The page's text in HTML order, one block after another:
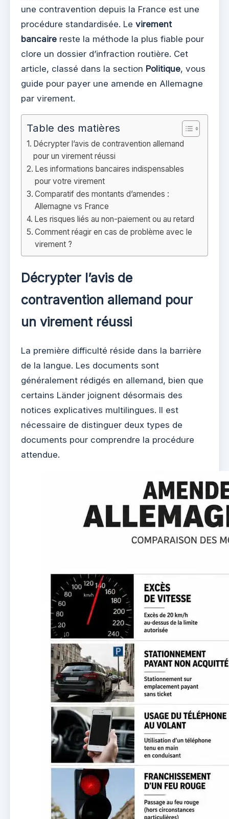
une contravention depuis la France est une
procédure standardisée. Le virement
bancaire reste la méthode la plus fiable pour
clore un dossier d’infraction routière. Cet
article, classé dans la section Politique, vous
guide pour payer une amende en Allemagne
par virement.
Table des matières
Décrypter l’avis de contravention allemand
pour un virement réussi
Les informations bancaires indispensables
pour votre virement
Comparatif des montants d’amendes :
Allemagne vs France
Les risques liés au non-paiement ou au retard
Comment réagir en cas de problème avec le
virement ?
Décrypter l’avis de
contravention allemand pour
un virement réussi
La première difficulté réside dans la barrière
de la langue. Les documents sont
généralement rédigés en allemand, bien que
certains Länder joignent désormais des
notices explicatives multilingues. Il est
nécessaire de distinguer deux types de
documents pour comprendre la procédure
attendue.